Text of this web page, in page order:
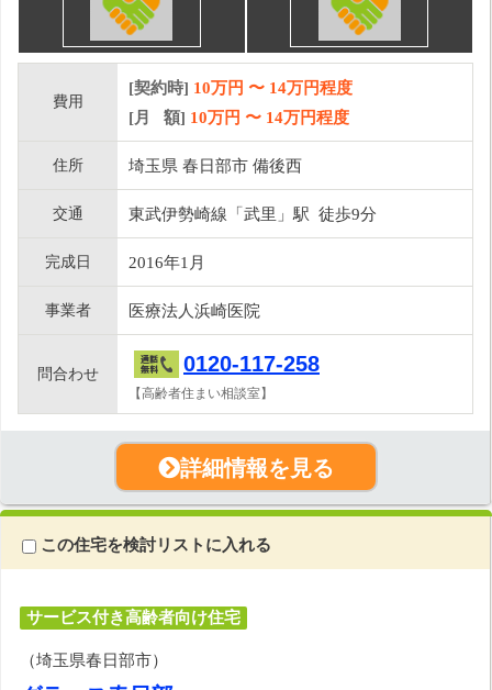
費用
[契約時] 10万円 〜 14万円程度
[月 額] 10万円 〜 14万円程度
住所 埼玉県 春日部市 備後西
交通 東武伊勢崎線「武里」駅 徒歩9分
完成日 2016年1月
事業者 医療法人浜崎医院
問合わせ 0120-117-258
【高齢者住まい相談室】
詳細情報を見る
この住宅を検討リストに入れる
サービス付き高齢者向け住宅
（埼玉県春日部市）